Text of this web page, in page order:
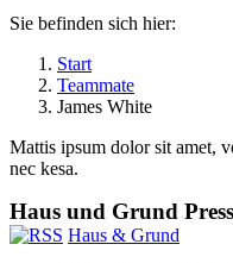
Sie befinden sich hier:
Start
Teammate
James White
Mattis ipsum dolor sit amet,
nec kesa.
Haus und Grund
Haus & Grund